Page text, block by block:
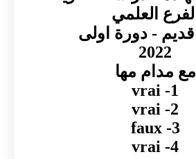
الفرع العلمي
- دورة اولى
2022
مع مدام مها
1- vrai
2- vrai
3- faux
4- vrai